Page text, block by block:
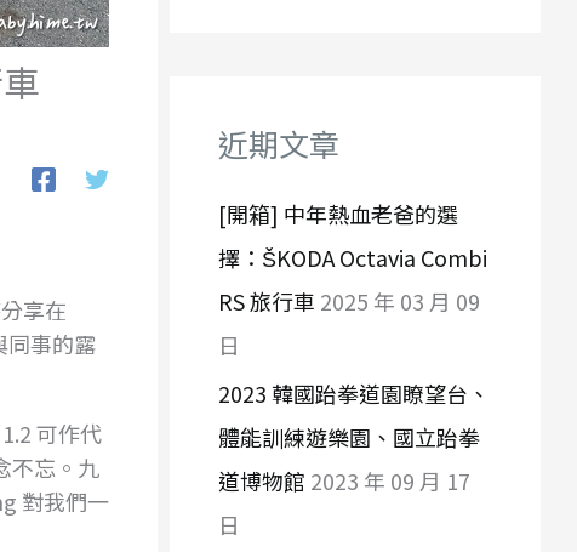
享在
同事的露
可作代
不忘。九
對我們一
近期文章
[開箱] 中年熱血老爸的選
擇：ŠKODA Octavia Combi
RS 旅行車 2025 年 03 月 09
日
2023 韓國跆拳道園瞭望台、
體能訓練遊樂園、國立跆拳
道博物館 2023 年 09 月 17
日